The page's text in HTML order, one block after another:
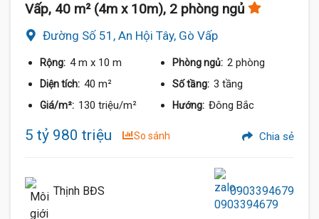
Vấp, 40 m² (4m x 10m), 2 phòng ngủ
Đường Số 51, An Hội Tây, Gò Vấp
Rộng: 4 m x 10 m Phòng ngủ: 2 phòng
Diện tích: 40 m² Số tầng: 3 tầng
Giá/m²: 130 triệu/m² Hướng: Đông Bắc
5 tỷ 980 triệu So sánh Chia sẻ
Thịnh BĐS 0903394679